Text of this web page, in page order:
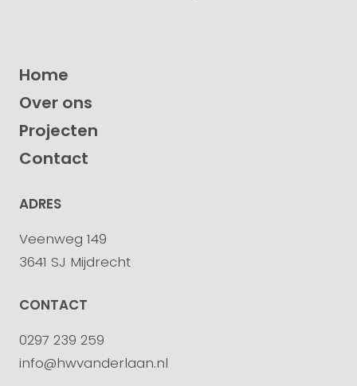
Home
Over ons
Projecten
Contact
ADRES
Veenweg 149
3641 SJ Mijdrecht
CONTACT
0297 239 259
info@hwvanderlaan.nl